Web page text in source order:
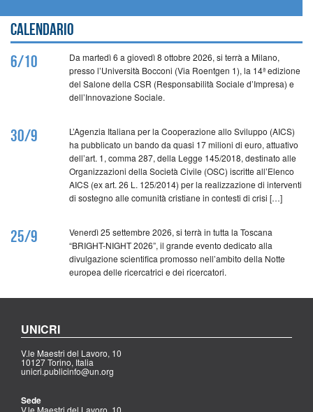
Calendario
6/10
Da martedì 6 a giovedì 8 ottobre 2026, si terrà a Milano,
presso l’Università Bocconi (Via Roentgen 1), la 14ª edizione
del Salone della CSR (Responsabilità Sociale d’Impresa) e
dell’Innovazione Sociale.
30/9
L’Agenzia Italiana per la Cooperazione allo Sviluppo (AICS)
ha pubblicato un bando da quasi 17 milioni di euro, attuativo
dell’art. 1, comma 287, della Legge 145/2018, destinato alle
Organizzazioni della Società Civile (OSC) iscritte all’Elenco
AICS (ex art. 26 L. 125/2014) per la realizzazione di interventi
di sostegno alle comunità cristiane in contesti di crisi […]
25/9
Venerdì 25 settembre 2026, si terrà in tutta la Toscana
“BRIGHT-NIGHT 2026”, il grande evento dedicato alla
divulgazione scientifica promosso nell’ambito della Notte
europea delle ricercatrici e dei ricercatori.
UNICRI
V.le Maestri del Lavoro, 10
10127 Torino, Italia
unicri.publicinfo@un.org
Sede
V.le Maestri del Lavoro, 10